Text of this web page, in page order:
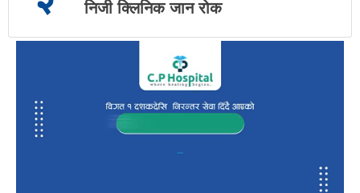
निजी क्लिनिक जान रोक